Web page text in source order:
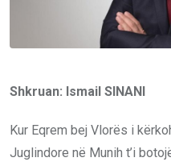
Shkruan: Ismail SINANI
Kur Eqrem bej Vlorës i
Juglindore në Munih t’i